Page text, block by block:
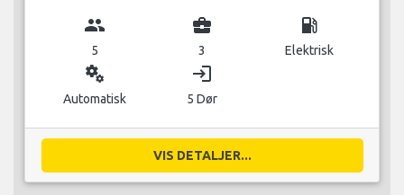
group
5
business_center
3
local_gas_station
Elektrisk
miscellaneous_services
Automatisk
login
5 Dør
VIS DETALJER...